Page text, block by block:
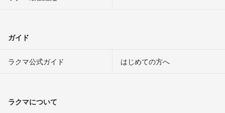
ガイド
ラクマ公式ガイド はじめての方へ
ラクマについて